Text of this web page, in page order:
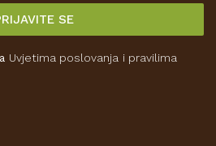
SE
Uvjetima poslovanja i pravilima